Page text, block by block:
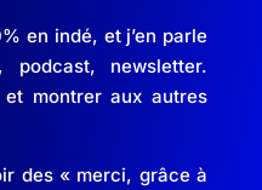
en indé, et j’en parle
podcast, newsletter.
montrer aux autres
des « merci, grâce à